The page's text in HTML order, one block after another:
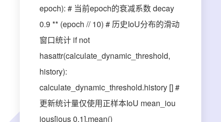
epoch): # 当前epoch的衰减系数 decay
0.9 ** (epoch // 10) # 历史IoU分布的滑动
窗口统计 if not
hasattr(calculate_dynamic_threshold,
history):
calculate_dynamic_threshold.history [] #
更新统计量仅使用正样本IoU mean_iou
ious[ious 0.1].mean()